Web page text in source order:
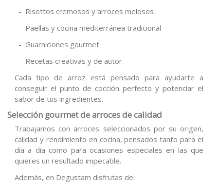
- Risottos cremosos y arroces melosos
- Paellas y cocina mediterránea tradicional
- Guarniciones gourmet
- Recetas creativas y de autor
Cada tipo de arroz está pensado para ayudarte a
conseguir el punto de cocción perfecto y potenciar el
sabor de tus ingredientes.
Selección gourmet de arroces de calidad
Trabajamos con arroces seleccionados por su origen,
calidad y rendimiento en cocina, pensados tanto para el
día a día como para ocasiones especiales en las que
quieres un resultado impecable.
Además, en Degustam disfrutas de: